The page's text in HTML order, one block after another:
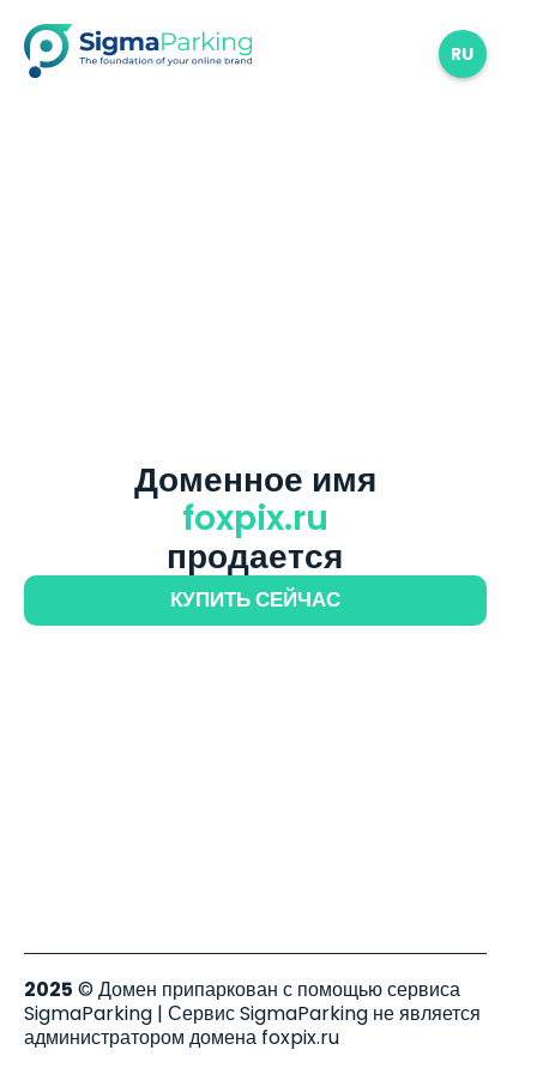
RU
Доменное имя
foxpix.ru
продается
КУПИТЬ СЕЙЧАС
2025 © Домен припаркован с помощью сервиса
SigmaParking | Сервис SigmaParking не является
администратором домена foxpix.ru